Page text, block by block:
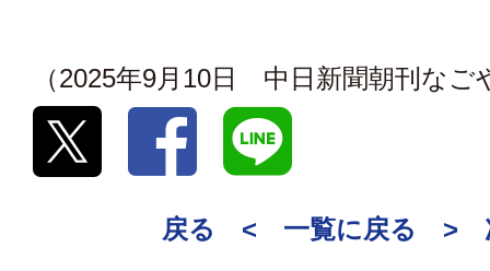
（2025年9月10日 中日新聞朝刊なご
戻る < 一覧に戻る >